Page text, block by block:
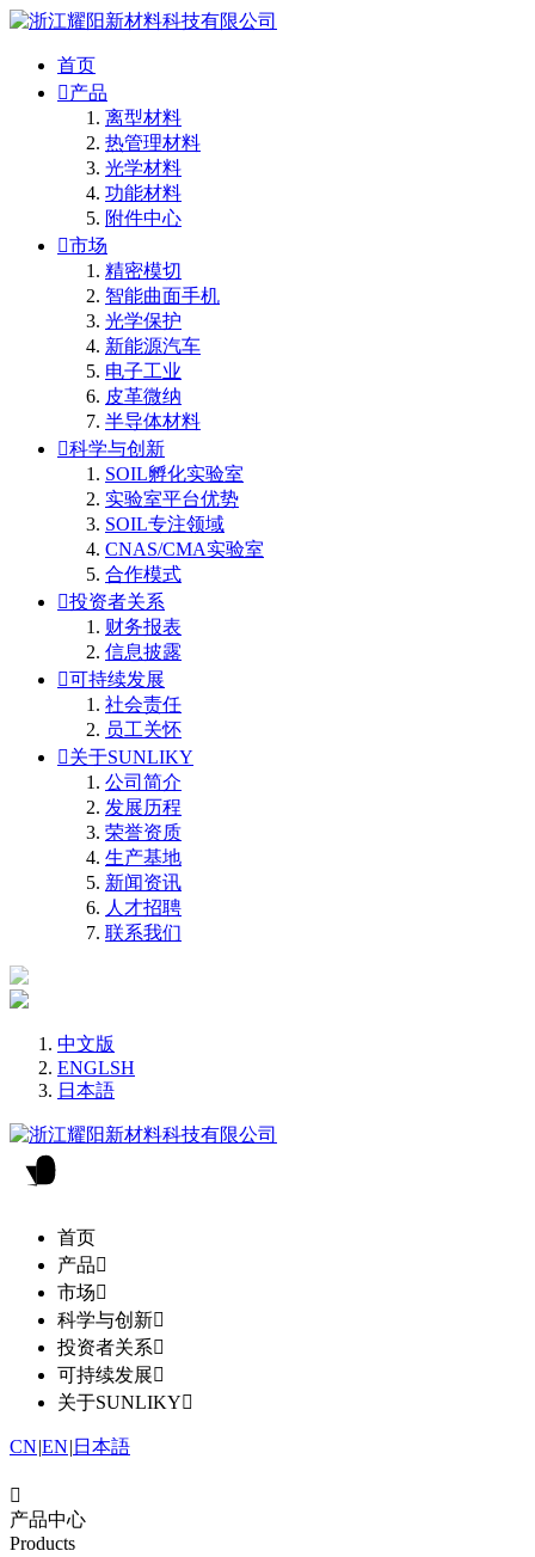
首页
产品
离型材料
热管理材料
光学材料
功能材料
附件中心
市场
精密模切
智能曲面手机
光学保护
新能源汽车
电子工业
皮革微纳
半导体材料
科学与创新
SOIL孵化实验室
实验室平台优势
SOIL专注领域
CNAS/CMA实验室
合作模式
投资者关系
财务报表
信息披露
可持续发展
社会责任
员工关怀
关于SUNLIKY
公司简介
发展历程
荣誉资质
生产基地
新闻资讯
人才招聘
联系我们
中文版
ENGLSH
日本語
首页
产品
市场
科学与创新
投资者关系
可持续发展
关于SUNLIKY
CN|EN| 日本語

产品中心
Products